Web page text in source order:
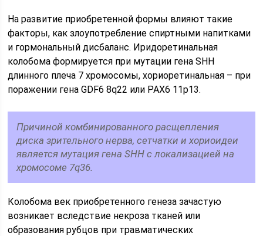
На развитие приобретенной формы влияют такие
факторы, как злоупотребление спиртными напитками
и гормональный дисбаланс. Иридоретинальная
колобома формируется при мутации гена SHH
длинного плеча 7 хромосомы, хориоретинальная – при
поражении гена GDF6 8q22 или РАХ6 11р13.
Причиной комбинированного расщепления
диска зрительного нерва, сетчатки и хориоидеи
является мутация гена SHH с локализацией на
хромосоме 7q36.
Колобома век приобретенного генеза зачастую
возникает вследствие некроза тканей или
образования рубцов при травматических